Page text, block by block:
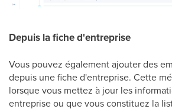
Depuis la fiche d'entreprise
Vous pouvez également ajouter des
depuis une fiche d'entreprise. Cette
lorsque vous mettez à jour les
entreprise ou que vous constituez la